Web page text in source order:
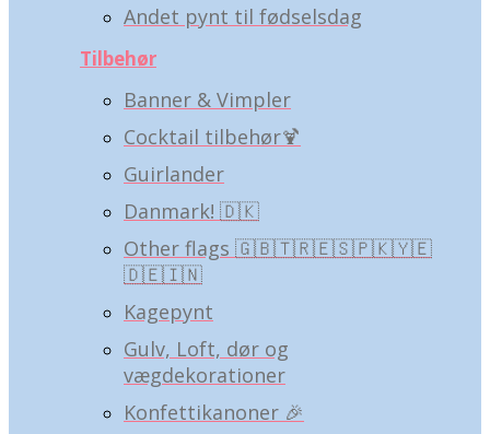
Andet pynt til fødselsdag
Tilbehør
Banner & Vimpler
Cocktail tilbehør🍹
Guirlander
Danmark! 🇩🇰
Other flags 🇬🇧🇹🇷🇪🇸🇵🇰🇾🇪
🇩🇪🇮🇳
Kagepynt
Gulv, Loft, dør og
vægdekorationer
Konfettikanoner 🎉